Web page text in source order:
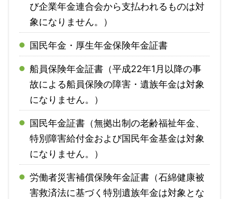
び企業年金連合会から支払われるものは対
象になりません。）
国民年金・厚生年金保険年金証書
船員保険年金証書（平成22年1月以降の事
故による船員保険の障害・遺族年金は対象
になりません。）
国民年金証書（無拠出制の老齢福祉年金、
特別障害給付金および国民年金基金は対象
になりません。）
労働者災害補償保険年金証書（石綿健康被
害救済法に基づく特別遺族年金は対象とな